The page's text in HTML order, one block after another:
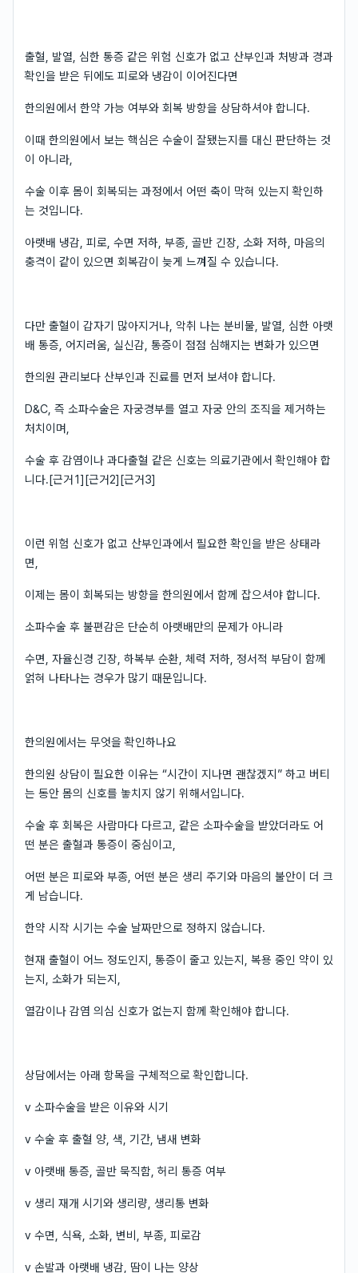
출혈, 발열, 심한 통증 같은 위험 신호가 없고 산부인과 처방과 경과
확인을 받은 뒤에도 피로와 냉감이 이어진다면
한의원에서 한약 가능 여부와 회복 방향을 상담하셔야 합니다.
이때 한의원에서 보는 핵심은 수술이 잘됐는지를 대신 판단하는 것
이 아니라,
수술 이후 몸이 회복되는 과정에서 어떤 축이 막혀 있는지 확인하
는 것입니다.
아랫배 냉감, 피로, 수면 저하, 부종, 골반 긴장, 소화 저하, 마음의
충격이 같이 있으면 회복감이 늦게 느껴질 수 있습니다.
다만 출혈이 갑자기 많아지거나, 악취 나는 분비물, 발열, 심한 아랫
배 통증, 어지러움, 실신감, 통증이 점점 심해지는 변화가 있으면
한의원 관리보다 산부인과 진료를 먼저 보셔야 합니다.
D&C, 즉 소파수술은 자궁경부를 열고 자궁 안의 조직을 제거하는
처치이며,
수술 후 감염이나 과다출혈 같은 신호는 의료기관에서 확인해야 합
니다.[근거1][근거2][근거3]
이런 위험 신호가 없고 산부인과에서 필요한 확인을 받은 상태라
면,
이제는 몸이 회복되는 방향을 한의원에서 함께 잡으셔야 합니다.
소파수술 후 불편감은 단순히 아랫배만의 문제가 아니라
수면, 자율신경 긴장, 하복부 순환, 체력 저하, 정서적 부담이 함께
얽혀 나타나는 경우가 많기 때문입니다.
한의원에서는 무엇을 확인하나요
한의원 상담이 필요한 이유는 “시간이 지나면 괜찮겠지” 하고 버티
는 동안 몸의 신호를 놓치지 않기 위해서입니다.
수술 후 회복은 사람마다 다르고, 같은 소파수술을 받았더라도 어
떤 분은 출혈과 통증이 중심이고,
어떤 분은 피로와 부종, 어떤 분은 생리 주기와 마음의 불안이 더 크
게 남습니다.
한약 시작 시기는 수술 날짜만으로 정하지 않습니다.
현재 출혈이 어느 정도인지, 통증이 줄고 있는지, 복용 중인 약이 있
는지, 소화가 되는지,
열감이나 감염 의심 신호가 없는지 함께 확인해야 합니다.
상담에서는 아래 항목을 구체적으로 확인합니다.
v 소파수술을 받은 이유와 시기
v 수술 후 출혈 양, 색, 기간, 냄새 변화
v 아랫배 통증, 골반 묵직함, 허리 통증 여부
v 생리 재개 시기와 생리량, 생리통 변화
v 수면, 식욕, 소화, 변비, 부종, 피로감
v 손발과 아랫배 냉감, 땀이 나는 양상